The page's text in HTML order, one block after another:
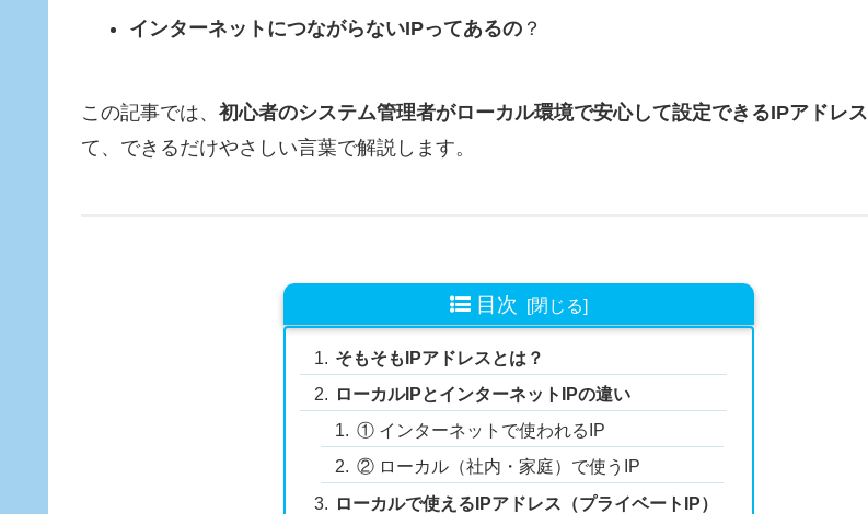
インターネットにつながらないIPってあるの？
この記事では、 初心者のシステム管理者がローカル環境で安心して設定できるIPアドレス
て、できるだけやさしい言葉で解説します。
目次
そもそもIPアドレスとは？
ローカルIPとインターネットIPの違い
① インターネットで使われるIP
② ローカル（社内・家庭）で使うIP
ローカルで使えるIPアドレス（プライベートIP）